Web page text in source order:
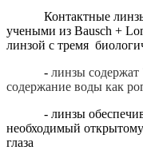
Контактные
учеными из Bausch +
линзой с тремя
-линзы
содержание воды как
- линзы
необходимый открытому
глаза